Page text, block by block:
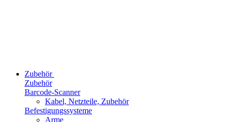
Zubehör
Zubehör
Barcode-Scanner
Kabel, Netzteile, Zubehör
Befestigungssysteme
Arme